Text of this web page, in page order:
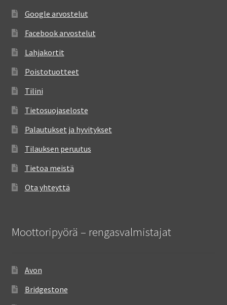
Google arvostelut
Facebook arvostelut
Lahjakortit
Poistotuotteet
Tilini
Tietosuojaseloste
Palautukset ja hyvitykset
Tilauksen peruutus
Tietoa meistä
Ota yhteyttä
Moottoripyörä – rengasvalmistajat
Avon
Bridgestone